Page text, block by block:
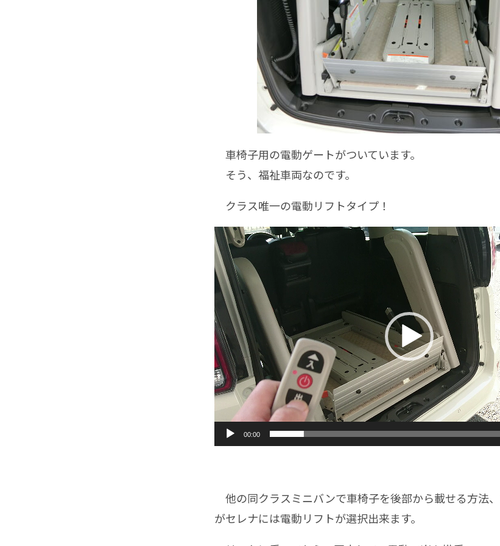
車椅子用の電動ゲートがついています。
そう、福祉車両なのです。
クラス唯一の電動リフトタイプ！
動
画
プ
レ
ー
ヤ
ー
00:00
他の同クラスミニバンで車椅子を後部から載せる方法
がセレナには電動リフトが選択出来ます。